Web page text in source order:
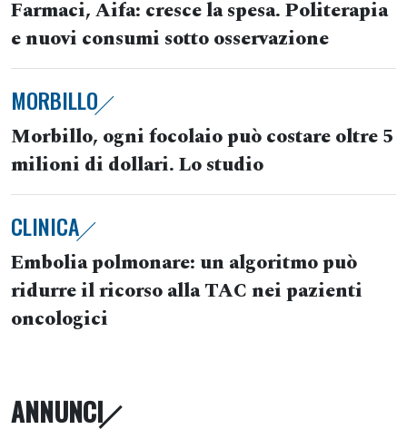
Farmaci, Aifa: cresce la spesa. Politerapia
e nuovi consumi sotto osservazione
MORBILLO
Morbillo, ogni focolaio può costare oltre 5
milioni di dollari. Lo studio
CLINICA
Embolia polmonare: un algoritmo può
ridurre il ricorso alla TAC nei pazienti
oncologici
ANNUNCI